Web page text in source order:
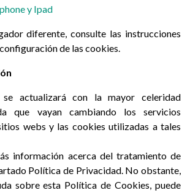
y Ipad
diferente, consulte las instrucciones
de las cookies.
se actualizará con la mayor celeridad
que vayan cambiando los servicios
webs y las cookies utilizadas a tales
información acerca del tratamiento de
Política de Privacidad. No obstante,
sobre esta Política de Cookies, puede